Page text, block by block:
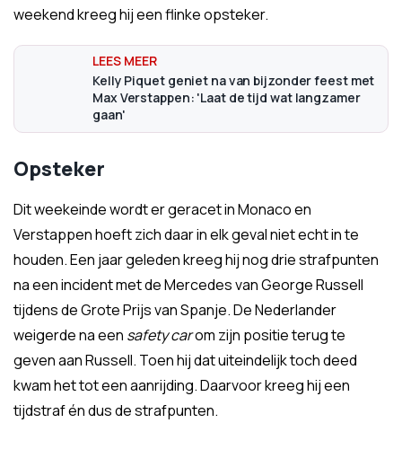
weekend kreeg hij een flinke opsteker.
Kelly Piquet geniet na van bijzonder feest met
Max Verstappen: 'Laat de tijd wat langzamer
gaan'
Opsteker
Dit weekeinde wordt er geracet in Monaco en
Verstappen hoeft zich daar in elk geval niet echt in te
houden. Een jaar geleden kreeg hij nog drie strafpunten
na een incident met de Mercedes van George Russell
tijdens de Grote Prijs van Spanje. De Nederlander
weigerde na een safety carom zijn positie terug te
geven aan Russell. Toen hij dat uiteindelijk toch deed
kwam het tot een aanrijding. Daarvoor kreeg hij een
tijdstraf én dus de strafpunten.